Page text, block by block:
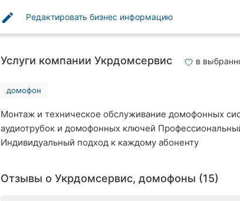
edit Редактировать бизнес информацию
Услуги компании Укрдомсервис в
домофон
Монтаж и техническое обслуживание домофонных
аудиотрубок и домофонных ключей
Индивидуальный подход к каждому абоненту
Отзывы о Укрдомсервис, домофоны (15)